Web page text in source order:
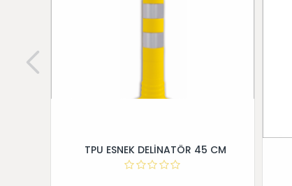
TPU ESNEK DELİNATÖR 45 CM